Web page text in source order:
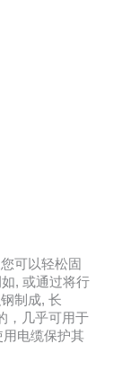
可以轻松固
, 或通过将行
制成, 长
，几乎可用于
电缆保护其